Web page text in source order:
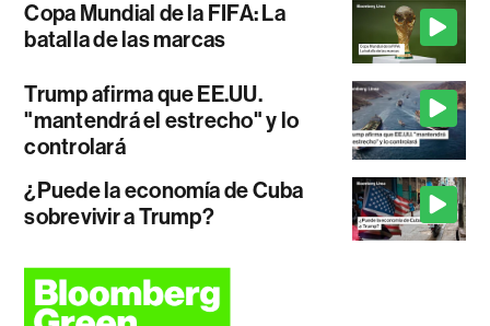
Copa Mundial de la FIFA: La
batalla de las marcas
Trump afirma que EE.UU.
"mantendrá el estrecho" y lo
controlará
¿Puede la economía de Cuba
sobrevivir a Trump?